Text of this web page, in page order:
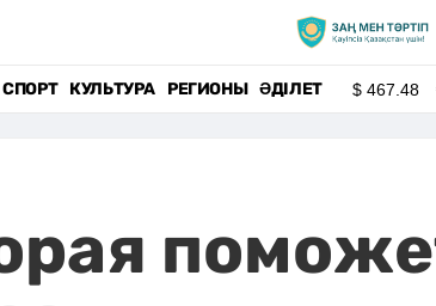
СПОРТ КУЛЬТУРА РЕГИОНЫ ӘДІЛЕТ $467.48